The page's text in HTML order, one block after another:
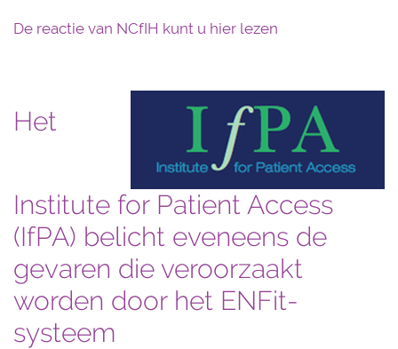
De reactie van NCfIH kunt u hier lezen
Het
Institute for Patient Access
(IfPA) belicht eveneens de
gevaren die veroorzaakt
worden door het ENFit-
systeem